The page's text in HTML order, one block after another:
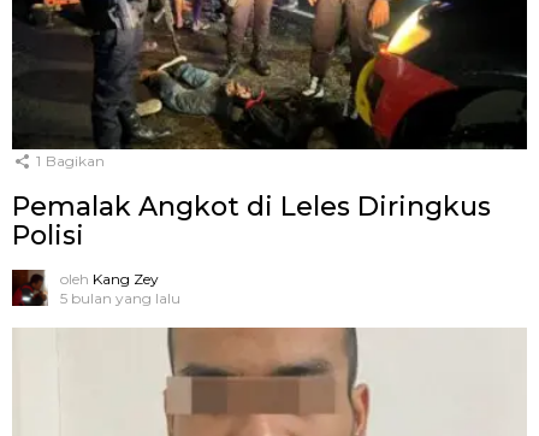
1 Bagikan
Pemalak Angkot di Leles Diringkus
Polisi
oleh Kang Zey
5 bulan yang lalu